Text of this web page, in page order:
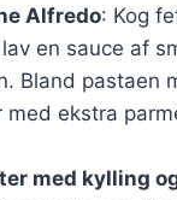
Alfredo: Kog
en sauce af
Bland pastaen
med ekstra
med kylling